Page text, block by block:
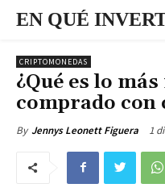
EN QUÉ
CRIPTOMONEDAS
¿Qué es lo
comprado con
By Jennys Leonett Figuera 1